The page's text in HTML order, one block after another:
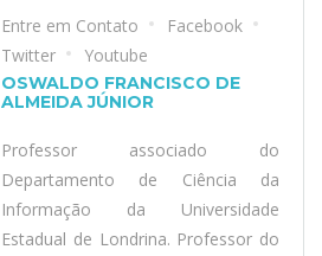
Entre em Contato
Facebook
Twitter
Youtube
OSWALDO FRANCISCO DE
ALMEIDA JÚNIOR
Professor associado do
Departamento de Ciência da
Informação da Universidade
Estadual de Londrina. Professor do